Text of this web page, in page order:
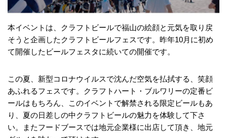
本イベントは、クラフトビールで福山の絵顔と元気を取り戻
そうと企画したクラフトビールフェスです。昨年10月に初め
て開催したビールフェスタに続いての開催です。
この夏、新型コロナウイルスで沈んだ空気を払拭する、笑顔
あふれるフェスです。クラフトハート・ブルワリーの定番ビ
ールはもちろん、このイベントで解禁される限定ビールもあ
り、夏の日差しの中クラフトビールの魅力を体験して下さ
い。またフードブースでは地元企業様に出店して頂き、地元